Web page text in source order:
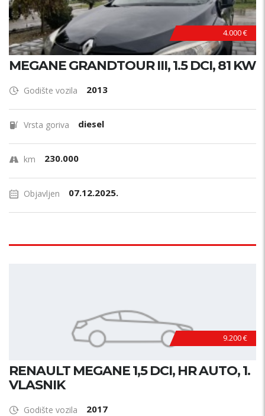
4.000 €
MEGANE GRANDTOUR III, 1.5 DCI, 81 KW
Godište vozila 2013
Vrsta goriva diesel
km 230.000
Objavljen 07.12.2025.
9.200 €
RENAULT MEGANE 1,5 DCI, HR AUTO, 1.
VLASNIK
Godište vozila 2017